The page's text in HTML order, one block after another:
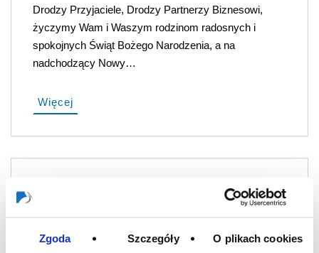
Zgoda Szczegóły O plikach cookies
Drodzy Przyjaciele, Drodzy Partnerzy Biznesowi,
życzymy Wam i Waszym rodzinom radosnych i
spokojnych Świąt Bożego Narodzenia, a na
nadchodzący Nowy…
Więcej